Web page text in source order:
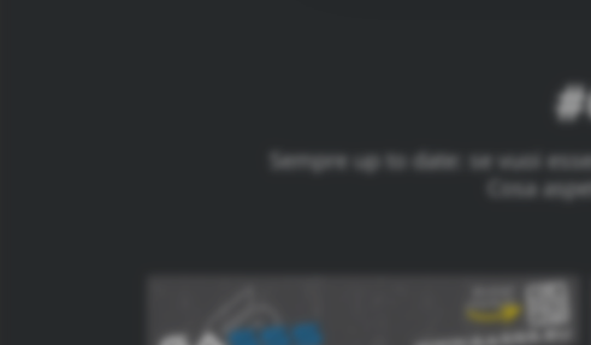
Sempre up to date: se vuoi
Cosa